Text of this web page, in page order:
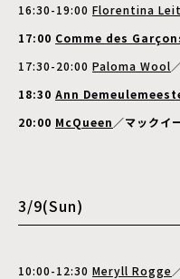
16:30-19:00 Florentina
17:00 Comme des
17:30-20:00 Paloma Wool
18:30 Ann
20:00 McQueen ／マックイ
3/9(Sun)
10:00-12:30 Meryll Rogge